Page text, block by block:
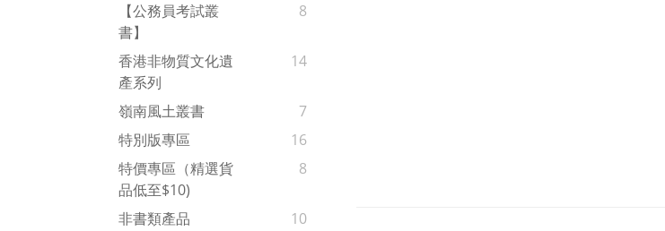
【公務員考試叢
書】
8
香港非物質文化遺
產系列
14
嶺南風土叢書
7
特別版專區
16
特價專區（精選貨
品低至$10)
8
非書類產品
10